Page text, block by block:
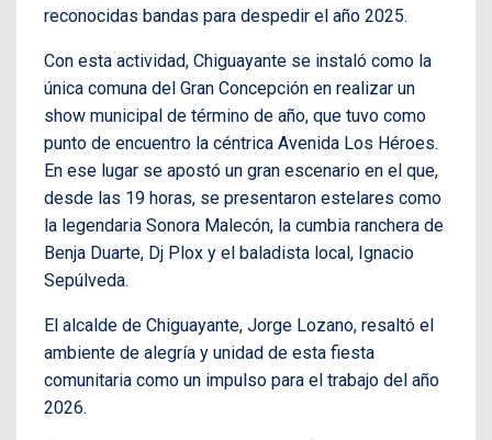
reconocidas bandas para despedir el año 2025.
Con esta actividad, Chiguayante se instaló como la
única comuna del Gran Concepción en realizar un
show municipal de término de año, que tuvo como
punto de encuentro la céntrica Avenida Los Héroes.
En ese lugar se apostó un gran escenario en el que,
desde las 19 horas, se presentaron estelares como
la legendaria Sonora Malecón, la cumbia ranchera de
Benja Duarte, Dj Plox y el baladista local, Ignacio
Sepúlveda.
El alcalde de Chiguayante, Jorge Lozano, resaltó el
ambiente de alegría y unidad de esta fiesta
comunitaria como un impulso para el trabajo del año
2026.